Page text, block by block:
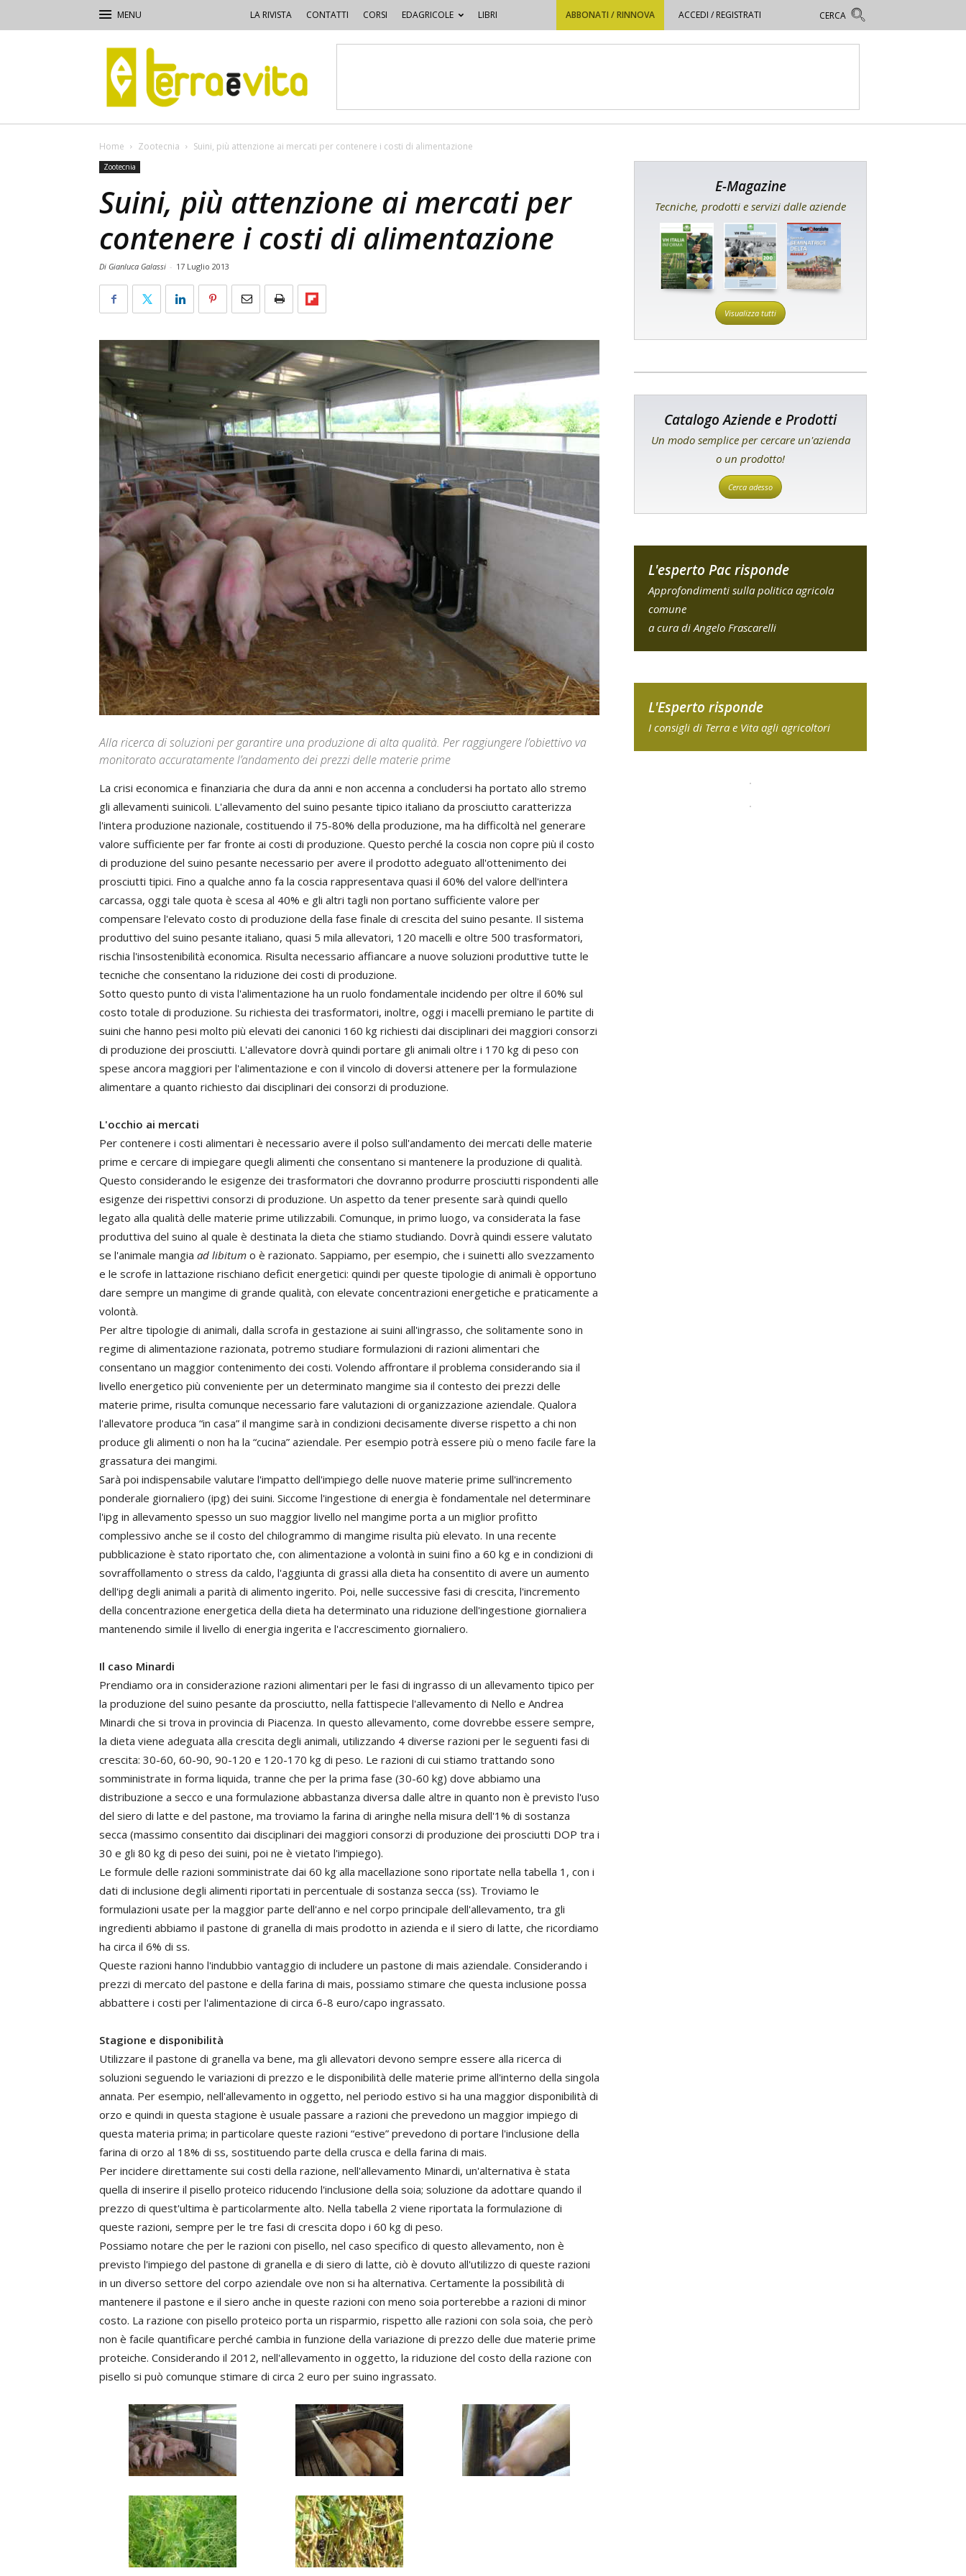
LA RIVISTA CONTATTI CORSI EDAGRICOLE LIBRI ABBONATI / RINNOVA ACCEDI / REGISTRATI
Terra
e
Vita
Home Zootecnia Suini, più attenzione ai mercati per contenere i costi di alimentazione
Zootecnia
Suini, più attenzione ai mercati per
contenere i costi di alimentazione
Di Gianluca Galassi - 17 Luglio 2013
Alla ricerca di soluzioni per garantire una produzione di alta qualità. Per raggiungere l’obiettivo va
monitorato accuratamente l’andamento dei prezzi delle materie prime
La crisi economica e finanziaria che dura da anni e non accenna a concludersi ha portato allo stremo
gli allevamenti suinicoli. L'allevamento del suino pesante tipico italiano da prosciutto caratterizza
l'intera produzione nazionale, costituendo il 75-80% della produzione, ma ha difficoltà nel generare
valore sufficiente per far fronte ai costi di produzione. Questo perché la coscia non copre più il costo
di produzione del suino pesante necessario per avere il prodotto adeguato all'ottenimento dei
prosciutti tipici. Fino a qualche anno fa la coscia rappresentava quasi il 60% del valore dell'intera
carcassa, oggi tale quota è scesa al 40% e gli altri tagli non portano sufficiente valore per
compensare l'elevato costo di produzione della fase finale di crescita del suino pesante. Il sistema
produttivo del suino pesante italiano, quasi 5 mila allevatori, 120 macelli e oltre 500 trasformatori,
rischia l'insostenibilità economica. Risulta necessario affiancare a nuove soluzioni produttive tutte le
tecniche che consentano la riduzione dei costi di produzione.
Sotto questo punto di vista l'alimentazione ha un ruolo fondamentale incidendo per oltre il 60% sul
costo totale di produzione. Su richiesta dei trasformatori, inoltre, oggi i macelli premiano le partite di
suini che hanno pesi molto più elevati dei canonici 160 kg richiesti dai disciplinari dei maggiori consorzi
di produzione dei prosciutti. L'allevatore dovrà quindi portare gli animali oltre i 170 kg di peso con
spese ancora maggiori per l'alimentazione e con il vincolo di doversi attenere per la formulazione
alimentare a quanto richiesto dai disciplinari dei consorzi di produzione.
L'occhio ai mercati
Per contenere i costi alimentari è necessario avere il polso sull'andamento dei mercati delle materie
prime e cercare di impiegare quegli alimenti che consentano si mantenere la produzione di qualità.
Questo considerando le esigenze dei trasformatori che dovranno produrre prosciutti rispondenti alle
esigenze dei rispettivi consorzi di produzione. Un aspetto da tener presente sarà quindi quello
legato alla qualità delle materie prime utilizzabili. Comunque, in primo luogo, va considerata la fase
produttiva del suino al quale è destinata la dieta che stiamo studiando. Dovrà quindi essere valutato
se l'animale mangia ad libitum o è razionato. Sappiamo, per esempio, che i suinetti allo svezzamento
e le scrofe in lattazione rischiano deficit energetici: quindi per queste tipologie di animali è opportuno
dare sempre un mangime di grande qualità, con elevate concentrazioni energetiche e praticamente a
volontà.
Per altre tipologie di animali, dalla scrofa in gestazione ai suini all'ingrasso, che solitamente sono in
regime di alimentazione razionata, potremo studiare formulazioni di razioni alimentari che
consentano un maggior contenimento dei costi. Volendo affrontare il problema considerando sia il
livello energetico più conveniente per un determinato mangime sia il contesto dei prezzi delle
materie prime, risulta comunque necessario fare valutazioni di organizzazione aziendale. Qualora
l'allevatore produca “in casa” il mangime sarà in condizioni decisamente diverse rispetto a chi non
produce gli alimenti o non ha la “cucina” aziendale. Per esempio potrà essere più o meno facile fare la
grassatura dei mangimi.
Sarà poi indispensabile valutare l'impatto dell'impiego delle nuove materie prime sull'incremento
ponderale giornaliero (ipg) dei suini. Siccome l'ingestione di energia è fondamentale nel determinare
l'ipg in allevamento spesso un suo maggior livello nel mangime porta a un miglior profitto
complessivo anche se il costo del chilogrammo di mangime risulta più elevato. In una recente
pubblicazione è stato riportato che, con alimentazione a volontà in suini fino a 60 kg e in condizioni di
sovraffollamento o stress da caldo, l'aggiunta di grassi alla dieta ha consentito di avere un aumento
dell'ipg degli animali a parità di alimento ingerito. Poi, nelle successive fasi di crescita, l'incremento
della concentrazione energetica della dieta ha determinato una riduzione dell'ingestione giornaliera
mantenendo simile il livello di energia ingerita e l'accrescimento giornaliero.
Il caso Minardi
Prendiamo ora in considerazione razioni alimentari per le fasi di ingrasso di un allevamento tipico per
la produzione del suino pesante da prosciutto, nella fattispecie l'allevamento di Nello e Andrea
Minardi che si trova in provincia di Piacenza. In questo allevamento, come dovrebbe essere sempre,
la dieta viene adeguata alla crescita degli animali, utilizzando 4 diverse razioni per le seguenti fasi di
crescita: 30-60, 60-90, 90-120 e 120-170 kg di peso. Le razioni di cui stiamo trattando sono
somministrate in forma liquida, tranne che per la prima fase (30-60 kg) dove abbiamo una
distribuzione a secco e una formulazione abbastanza diversa dalle altre in quanto non è previsto l'uso
del siero di latte e del pastone, ma troviamo la farina di aringhe nella misura dell'1% di sostanza
secca (massimo consentito dai disciplinari dei maggiori consorzi di produzione dei prosciutti DOP tra i
30 e gli 80 kg di peso dei suini, poi ne è vietato l'impiego).
Le formule delle razioni somministrate dai 60 kg alla macellazione sono riportate nella tabella 1, con i
dati di inclusione degli alimenti riportati in percentuale di sostanza secca (ss). Troviamo le
formulazioni usate per la maggior parte dell'anno e nel corpo principale dell'allevamento, tra gli
ingredienti abbiamo il pastone di granella di mais prodotto in azienda e il siero di latte, che ricordiamo
ha circa il 6% di ss.
Queste razioni hanno l'indubbio vantaggio di includere un pastone di mais aziendale. Considerando i
prezzi di mercato del pastone e della farina di mais, possiamo stimare che questa inclusione possa
abbattere i costi per l'alimentazione di circa 6-8 euro/capo ingrassato.
Stagione e disponibilità
Utilizzare il pastone di granella va bene, ma gli allevatori devono sempre essere alla ricerca di
soluzioni seguendo le variazioni di prezzo e le disponibilità delle materie prime all'interno della singola
annata. Per esempio, nell'allevamento in oggetto, nel periodo estivo si ha una maggior disponibilità di
orzo e quindi in questa stagione è usuale passare a razioni che prevedono un maggior impiego di
questa materia prima; in particolare queste razioni “estive” prevedono di portare l'inclusione della
farina di orzo al 18% di ss, sostituendo parte della crusca e della farina di mais.
Per incidere direttamente sui costi della razione, nell'allevamento Minardi, un'alternativa è stata
quella di inserire il pisello proteico riducendo l'inclusione della soia; soluzione da adottare quando il
prezzo di quest'ultima è particolarmente alto. Nella tabella 2 viene riportata la formulazione di
queste razioni, sempre per le tre fasi di crescita dopo i 60 kg di peso.
Possiamo notare che per le razioni con pisello, nel caso specifico di questo allevamento, non è
previsto l'impiego del pastone di granella e di siero di latte, ciò è dovuto all'utilizzo di queste razioni
in un diverso settore del corpo aziendale ove non si ha alternativa. Certamente la possibilità di
mantenere il pastone e il siero anche in queste razioni con meno soia porterebbe a razioni di minor
costo. La razione con pisello proteico porta un risparmio, rispetto alle razioni con sola soia, che però
non è facile quantificare perché cambia in funzione della variazione di prezzo delle due materie prime
proteiche. Considerando il 2012, nell'allevamento in oggetto, la riduzione del costo della razione con
pisello si può comunque stimare di circa 2 euro per suino ingrassato.
E-Magazine
Tecniche, prodotti e servizi dalle aziende
Visualizza tutti
Catalogo Aziende e Prodotti
Un modo semplice per cercare un'azienda
o un prodotto!
Cerca adesso
L'esperto Pac risponde
Approfondimenti sulla politica agricola
comune
a cura di Angelo Frascarelli
L'Esperto risponde
I consigli di Terra e Vita agli agricoltori